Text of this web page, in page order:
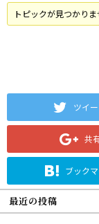
トピックが見つかりま
ツイ
共
ブック
最近の投稿